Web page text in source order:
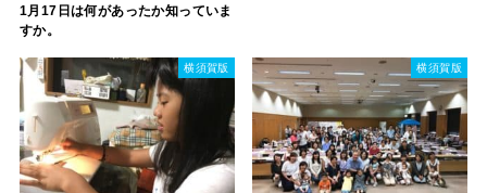
1月17日は何があったか知っていま
すか。
横須賀版 横須賀版